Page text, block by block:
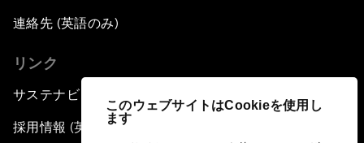
このウェブサイトはCookieを使用し
ます
連絡先 (英語のみ)
リンク
サステナビリティへの取り組み
採用情報 (英語のみ)